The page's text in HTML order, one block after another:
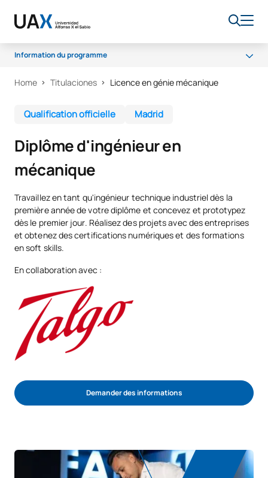
Information du programme
Pourquoi UAX ?
Débouchés professionnels
Claustre
Home Titulaciones Licence en génie mécanique
Qualification officielle Madrid
Diplôme d'ingénieur en
mécanique
Travaillez en tant qu'ingénieur technique industriel dès la
première année de votre diplôme et concevez et prototypez
dès le premier jour. Réalisez des projets avec des entreprises
et obtenez des certifications numériques et des formations
en soft skills.
En collaboration avec :
Demander des informations